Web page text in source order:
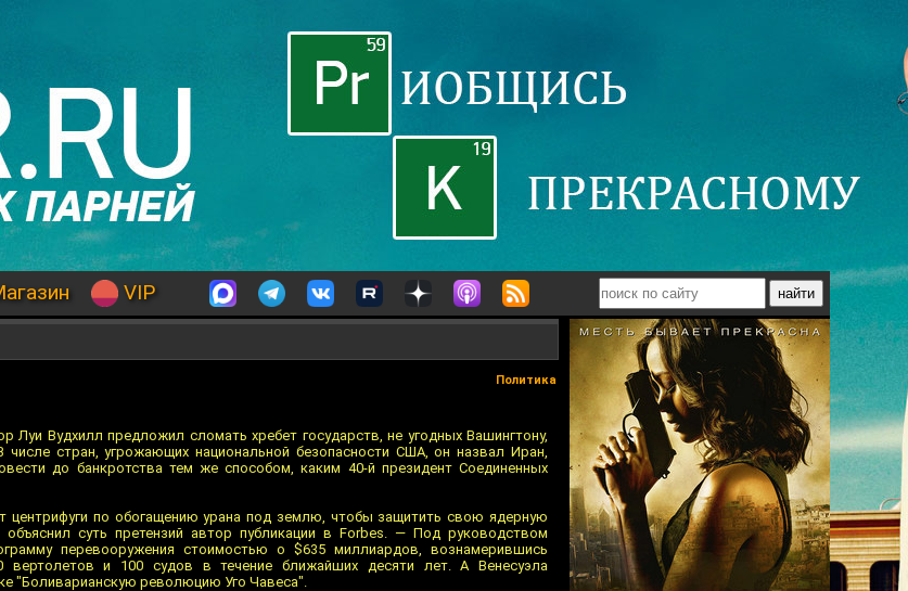
VIP
Политика
Луи Вудхилл предложил сломать хребет государств, не угодных Вашингтону,
числе стран, угрожающих национальной безопасности США, он назвал Иран,
до банкротства тем же способом, каким 40-й президент Соединенных
центрифуги по обогащению урана под землю, чтобы защитить свою ядерную
суть претензий автор публикации в Forbes. — Под руководством
перевооружения стоимостью о $635 миллиардов, вознамерившись
вертолетов и 100 судов в течение ближайших десяти лет. А Венесуэла
"Боливарианскую революцию Уго Чавеса".